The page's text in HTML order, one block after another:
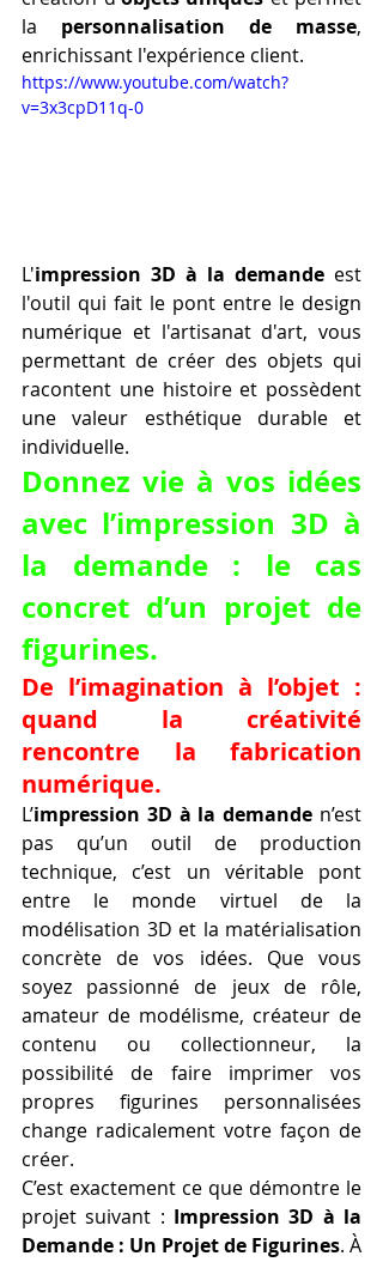
la personnalisation de masse,
enrichissant l'expérience client.
https://www.youtube.com/watch?
v=3x3cpD11q-0
L'impression 3D à la demande est
l'outil qui fait le pont entre le design
numérique et l'artisanat d'art, vous
permettant de créer des objets qui
racontent une histoire et possèdent
une valeur esthétique durable et
individuelle.
Donnez vie à vos idées
avec l’impression 3D à
la demande : le cas
concret d’un projet de
figurines.
De l’imagination à l’objet :
quand la créativité
rencontre la fabrication
numérique.
L’impression 3D à la demande n’est
pas qu’un outil de production
technique, c’est un véritable pont
entre le monde virtuel de la
modélisation 3D et la matérialisation
concrète de vos idées. Que vous
soyez passionné de jeux de rôle,
amateur de modélisme, créateur de
contenu ou collectionneur, la
possibilité de faire imprimer vos
propres figurines personnalisées
change radicalement votre façon de
créer.
C’est exactement ce que démontre le
projet suivant : Impression 3D à la
Demande : Un Projet de Figurines. À